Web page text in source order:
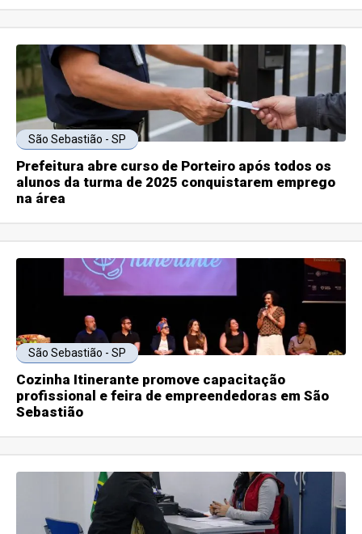
São Sebastião - SP
Prefeitura abre curso de Porteiro após todos os
alunos da turma de 2025 conquistarem emprego
na área
São Sebastião - SP
Cozinha Itinerante promove capacitação
profissional e feira de empreendedoras em São
Sebastião